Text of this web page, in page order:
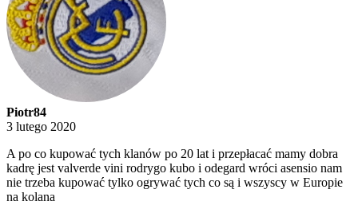
Piotr84
3 lutego 2020
A po co kupować tych klanów po 20 lat i przepłacać mamy dobra
kadrę jest valverde vini rodrygo kubo i odegard wróci asensio nam
nie trzeba kupować tylko ogrywać tych co są i wszyscy w Europie
na kolana